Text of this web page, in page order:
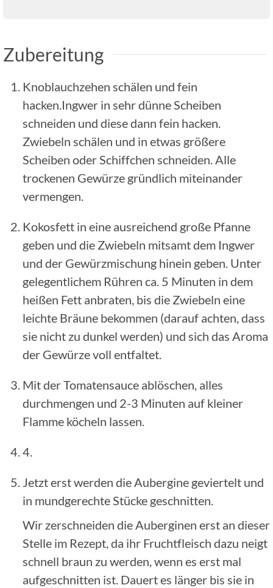
Zubereitung
Knoblauchzehen schälen und fein
hacken.Ingwer in sehr dünne Scheiben
schneiden und diese dann fein hacken.
Zwiebeln schälen und in etwas größere
Scheiben oder Schiffchen schneiden. Alle
trockenen Gewürze gründlich miteinander
vermengen.
Kokosfett in eine ausreichend große Pfanne
geben und die Zwiebeln mitsamt dem Ingwer
und der Gewürzmischung hinein geben. Unter
gelegentlichem Rühren ca. 5 Minuten in dem
heißen Fett anbraten, bis die Zwiebeln eine
leichte Bräune bekommen (darauf achten, dass
sie nicht zu dunkel werden) und sich das Aroma
der Gewürze voll entfaltet.
Mit der Tomatensauce ablöschen, alles
durchmengen und 2-3 Minuten auf kleiner
Flamme köcheln lassen.
4.
Jetzt erst werden die Aubergine geviertelt und
in mundgerechte Stücke geschnitten.
Wir zerschneiden die Auberginen erst an dieser
Stelle im Rezept, da ihr Fruchtfleisch dazu neigt
schnell braun zu werden, wenn es erst mal
aufgeschnitten ist. Dauert es länger bis sie in